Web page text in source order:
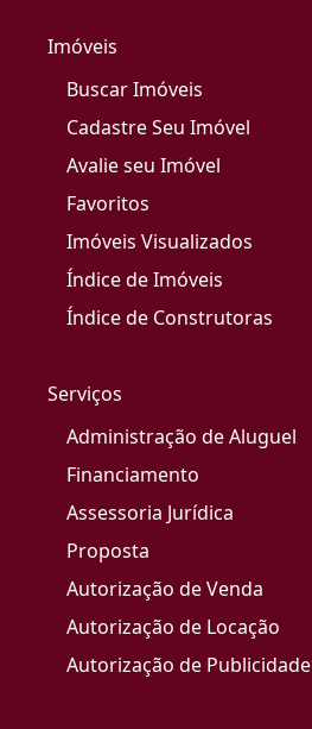
Imóveis
Buscar Imóveis
Cadastre Seu Imóvel
Avalie seu Imóvel
Favoritos
Imóveis Visualizados
Índice de Imóveis
Índice de Construtoras
Serviços
Administração de Aluguel
Financiamento
Assessoria Jurídica
Proposta
Autorização de Venda
Autorização de Locação
Autorização de Publicidade